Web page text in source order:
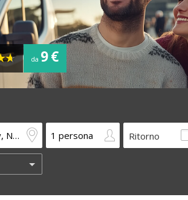
da 9 €
Ritorno